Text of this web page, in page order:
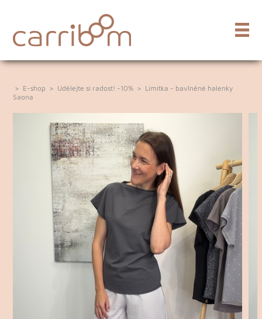
> E-shop > Udělejte si radost! -10% > Limitka - bavlněné halenky
Saona